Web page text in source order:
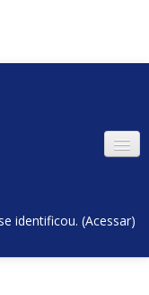
identificou. (Acessar)